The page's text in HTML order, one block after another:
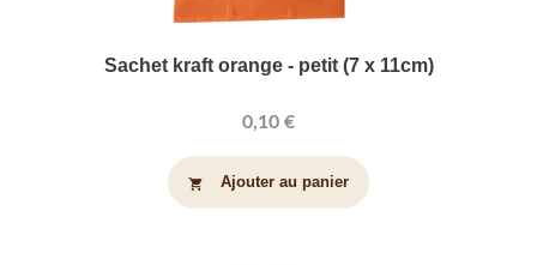
Sachet kraft orange - petit (7 x 11cm)
0,10 €
shopping_cart Ajouter au panier